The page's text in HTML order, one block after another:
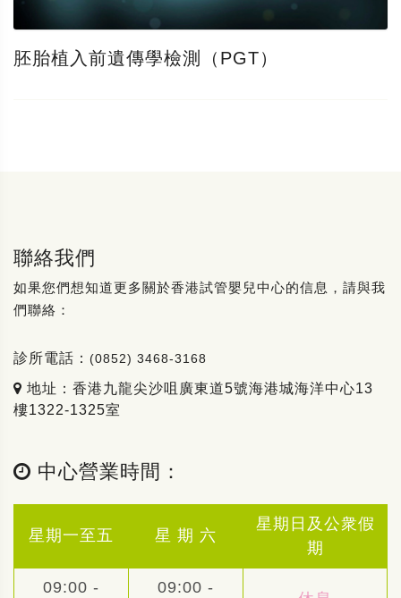
胚胎植入前遺傳學檢測（PGT）
聯絡我們
如果您們想知道更多關於香港試管嬰兒中心的信息，請與我
們聯絡：
診所電話： (0852) 3468-3168
地址：香港九龍尖沙咀廣東道5號海港城海洋中心13
樓1322-1325室
中心營業時間：
星期一至五 星 期 六
星期日及公衆假
期
09:00 - 09:00 -